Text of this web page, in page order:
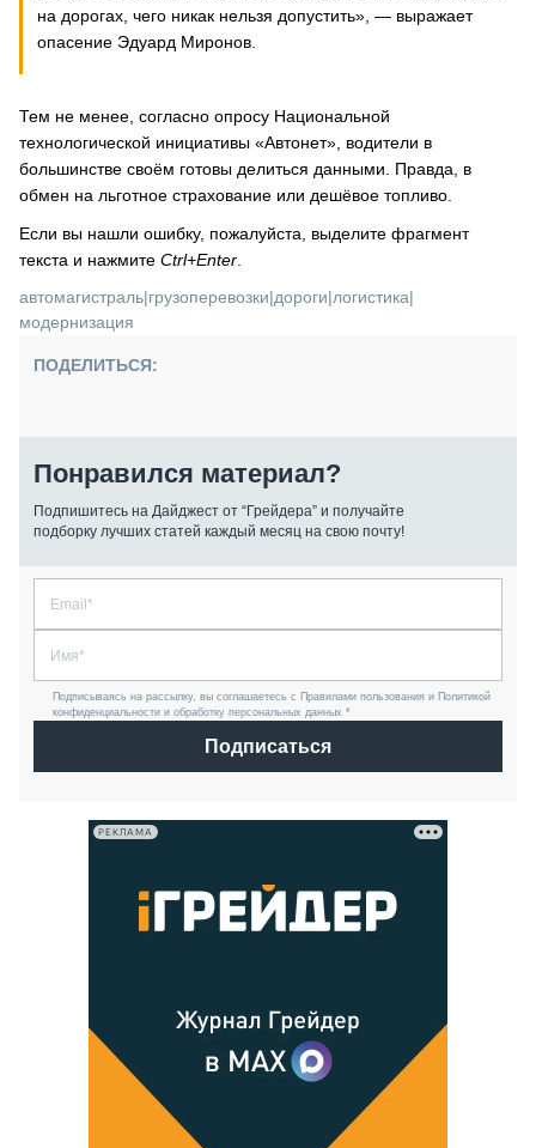
на дорогах, чего никак нельзя допустить», — выражает
опасение Эдуард Миронов.
Тем не менее, согласно опросу Национальной
технологической инициативы «Автонет», водители в
большинстве своём готовы делиться данными. Правда, в
обмен на льготное страхование или дешёвое топливо.
Если вы нашли ошибку, пожалуйста, выделите фрагмент
текста и нажмите Ctrl+Enter
автомагистраль|грузоперевозки|дороги|логистика|
модернизация
ПОДЕЛИТЬСЯ:
Понравился материал?
Подпишитесь на Дайджест от “Грейдера” и получайте
подборку лучших статей каждый месяц на свою почту!
Подписываясь на рассылку, вы соглашаетесь с Правилами пользования и Политикой
конфиденциальности и обработку персональных данных *
Подписаться
РЕКЛАМА